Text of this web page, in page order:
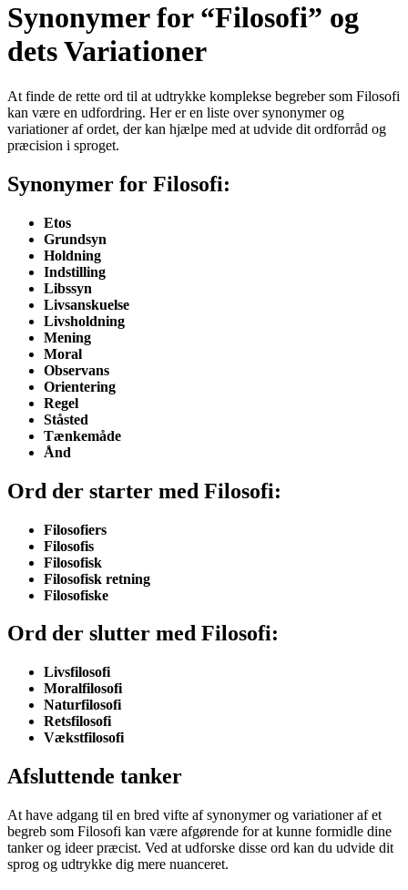
Synonymer for “Filosofi” og
dets Variationer
At finde de rette ord til at udtrykke komplekse begreber som Filosofi
kan være en udfordring. Her er en liste over synonymer og
variationer af ordet, der kan hjælpe med at udvide dit ordforråd og
præcision i sproget.
Synonymer for Filosofi:
Etos
Grundsyn
Holdning
Indstilling
Libssyn
Livsanskuelse
Livsholdning
Mening
Moral
Observans
Orientering
Regel
Ståsted
Tænkemåde
Ånd
Ord der starter med Filosofi:
Filosofiers
Filosofis
Filosofisk
Filosofisk retning
Filosofiske
Ord der slutter med Filosofi:
Livsfilosofi
Moralfilosofi
Naturfilosofi
Retsfilosofi
Vækstfilosofi
Afsluttende tanker
At have adgang til en bred vifte af synonymer og variationer af et
begreb som Filosofi kan være afgørende for at kunne formidle dine
tanker og ideer præcist. Ved at udforske disse ord kan du udvide dit
sprog og udtrykke dig mere nuanceret.